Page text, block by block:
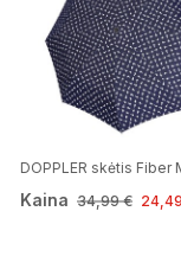
DOPPLER skėtis Fiber
Kaina 34,99 €